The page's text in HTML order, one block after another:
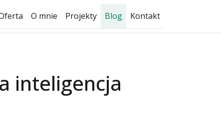
O mnie Projekty Blog Kontakt
inteligencja